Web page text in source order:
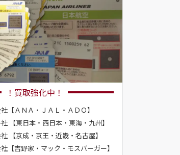
！買取強化中！
【ＡＮＡ・ＪＡＬ・ＡＤＯ】
【東日本・西日本・東海・九州】
【京成・京王・近畿・名古屋】
【吉野家・マック・モスバーガー】